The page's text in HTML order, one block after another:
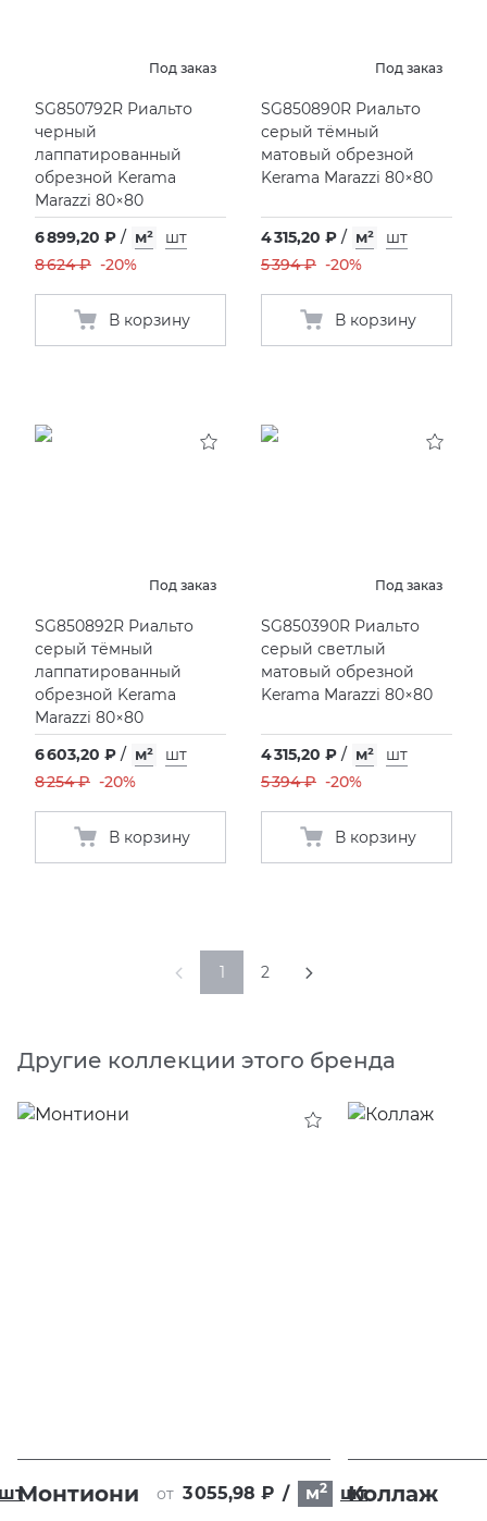
Под заказ
SG850792R Риальто
черный
лаппатированный
обрезной Kerama
Marazzi 80×80
6 899,20 ₽ / м²
шт
8 624 ₽ -20%
В корзину
Под заказ
SG850890R Риальто
серый тёмный
матовый обрезной
Kerama Marazzi 80×80
4 315,20 ₽ / м²
шт
5 394 ₽ -20%
В корзину
Под заказ
SG850892R Риальто
серый тёмный
лаппатированный
обрезной Kerama
Marazzi 80×80
6 603,20 ₽ / м²
шт
8 254 ₽ -20%
В корзину
Под заказ
SG850390R Риальто
серый светлый
матовый обрезной
Kerama Marazzi 80×80
4 315,20 ₽ / м²
шт
5 394 ₽ -20%
В корзину
1 2
Другие коллекции этого бренда
Монтиони от 3 055,98 ₽ / м2 шт
Коллаж